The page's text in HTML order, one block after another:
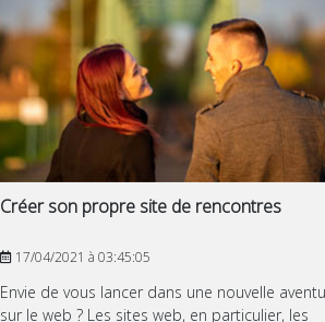
Créer son propre site de rencontres
17/04/2021 à 03:45:05
Envie de vous lancer dans une nouvelle
sur le web ? Les sites web, en particulier, les